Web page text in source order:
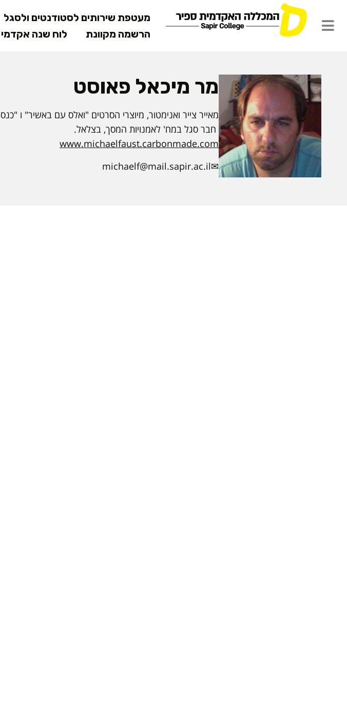
מעטפת שירותים לסטודנטים ולסגל
הרשמה מקוונת
לוח שנה אקדמי
מר מיכאל פאוסט
מאייר צייר ואנימטור, מיוצרי הסרטים "ואלס עם באשיר" ו
חבר סגל במח' לאמנויות המסך, בצלאל.
www.michaelfaust.carbonmade.com
michaelf@mail.sapir.ac.il